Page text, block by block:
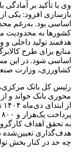
وی با تأکید بر
بازسازی افزود: یکی
اساسی بود. به‌رغم
کشورها به محدودیت
هدفمند تولید داخلی
منابع برای طرح
اساسی شود. در این
کشاورزی، وزارت
رئیس کل بانک مرکزی،
محوری بانک خواند و
به تحقق اهداف
هدف‌گذاری تعیین‌شده
چه حد در کنار بخش